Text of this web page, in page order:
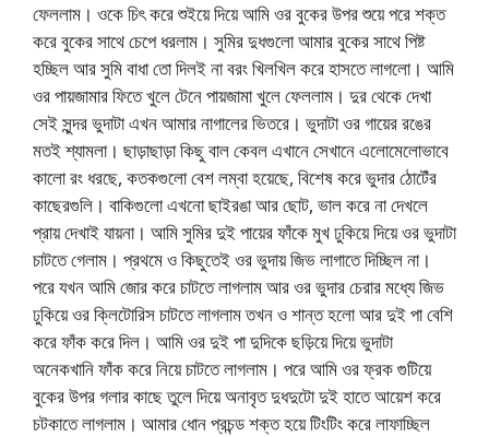
ফেললাম। ওকে চিৎ করে শুইয়ে দিয়ে আমি ওর বুকের উপর শুয়ে পরে শক্ত
করে বুকের সাথে চেপে ধরলাম। সুমির দুধগুলো আমার বুকের সাথে পিষ্ট
হচ্ছিল আর সুমি বাধা তো দিলই না বরং খিলখিল করে হাসতে লাগলো। আমি
ওর পায়জামার ফিতে খুলে টেনে পায়জামা খুলে ফেললাম। দুর থেকে দেখা
সেই সুন্দর ভুদাটা এখন আমার নাগালের ভিতরে। ভুদাটা ওর গায়ের রঙের
মতই শ্যামলা। ছাড়াছাড়া কিছু বাল কেবল এখানে সেখানে এলোমেলোভাবে
কালো রং ধরছে, কতকগুলো বেশ লম্বা হয়েছে, বিশেষ করে ভুদার ঠোটেঁর
কাছেরগুলি। বাকিগুলো এখনো ছাইরঙা আর ছোট, ভাল করে না দেখলে
প্রায় দেখাই যায়না। আমি সুমির দুই পায়ের ফাঁকে মুখ ঢুকিয়ে দিয়ে ওর ভুদাটা
চাটতে গেলাম। প্রথমে ও কিছুতেই ওর ভুদায় জিভ লাগাতে দিচ্ছিল না।
পরে যখন আমি জোর করে চাটতে লাগলাম আর ওর ভুদার চেরার মধ্যে জিভ
ঢুকিয়ে ওর ক্লিটোরিস চাটতে লাগলাম তখন ও শান্ত হলো আর দুই পা বেশি
করে ফাঁক করে দিল। আমি ওর দুই পা দুদিকে ছড়িয়ে দিয়ে ভুদাটা
অনেকখানি ফাঁক করে নিয়ে চাটতে লাগলাম। পরে আমি ওর ফ্রক গুটিয়ে
বুকের উপর গলার কাছে তুলে দিয়ে অনাবৃত দুধদুটো দুই হাতে আয়েশ করে
চটকাতে লাগলাম। আমার ধোন প্রচন্ড শক্ত হয়ে টিংটিং করে লাফাচ্ছিল